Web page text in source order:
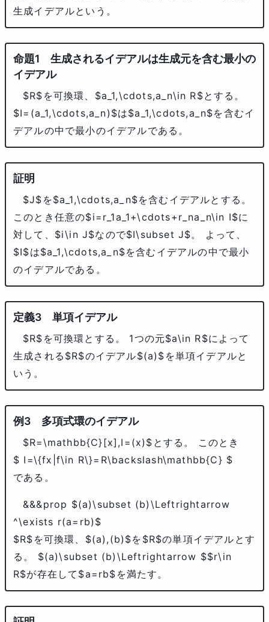
生成イデアルという。
生成されるイデアルは生成元を含む最小の
イデアル
$R$ を可換環、 $a_1,\cdots,a_n\in R$とする。
$I=(a_1,\cdots,a_n)$は$a_1,\cdots,a_n$を含むイ
デアルの中で最小のイデアルである。
$J$ を$a_1,\cdots,a_n$を含むイデアルとする。
このとき任意の$i=r_1a_1+\cdots+r_na_n\in I$に
対して、 $i\in J$なので$I\subset J$。 よって、
$I$は$a_1,\cdots,a_n$を含むイデアルの中で最小
のイデアルである。
単項イデアル
$R$ を可換環とする。 1つの元$a\in R$によって
生成される $R$のイデアル$(a)$ を単項イデアルと
いう。
多項式環のイデアル
$R=\mathbb{C}[x],I=(x)$ とする。 このとき
$ I=\{fx|f\in R\}=R\backslash\mathbb{C} $
である。
&&&prop $(a)\subset (b)\Leftrightarrow
^\exists r(a=rb)$
$R$ を可換環、 $(a),(b)$を $R$の単項イデアルとす
る。 $(a)\subset (b)\Leftrightarrow $$r\in
R$が存在して $a=rb$ を満たす。